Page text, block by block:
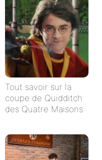
Tout savoir sur la
coupe de Quidditch
des Quatre Maisons